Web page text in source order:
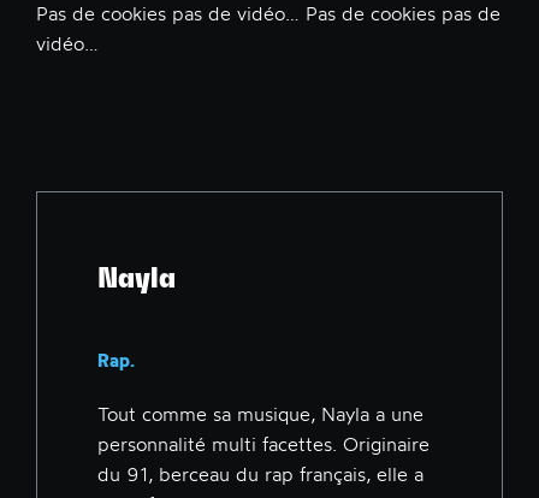
Pas de cookies pas de vidéo… Pas de cookies pas de
vidéo…
Nayla
Rap.
Tout comme sa musique, Nayla a une
personnalité multi facettes. Originaire
du 91, berceau du rap français, elle a